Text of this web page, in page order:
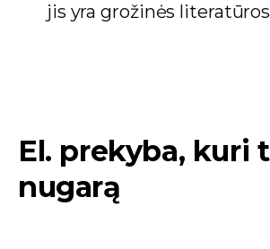
jis yra grožinės
El. prekyba, kuri
nugarą